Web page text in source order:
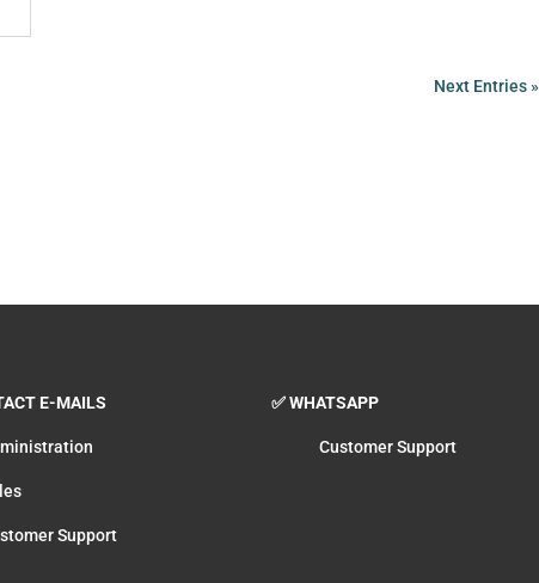
Next Entries »
E-MAILS
Support
✅ WHATSAPP
Customer Support